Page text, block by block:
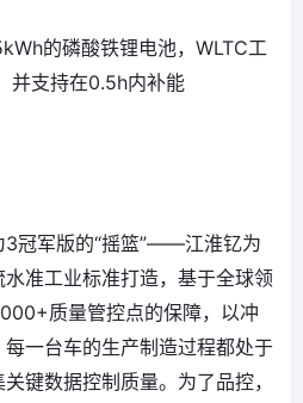
的磷酸铁锂电池，WLTC工
并支持在0.5h内补能
3冠军版的“摇篮”——江淮钇为
准工业标准打造，基于全球领
质量管控点的保障，以冲
一台车的生产制造过程都处于
键数据控制质量。为了品控，